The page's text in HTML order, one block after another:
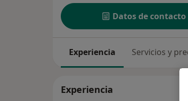
Datos de contacto
Experiencia Servicios y
Experiencia